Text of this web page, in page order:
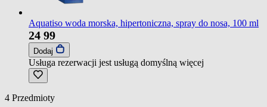
Aquatiso woda morska, hipertoniczna, spray do nosa, 100 ml
24 99
Dodaj
Usługa rezerwacji jest usługą domyślną więcej
4 Przedmioty